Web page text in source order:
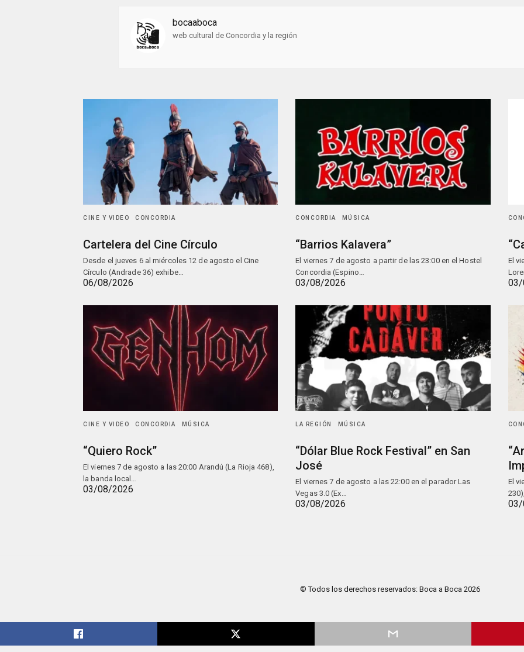
bocaaboca
web cultural de Concordia y la región
CINE Y VIDEO CONCORDIA
Cartelera del Cine Círculo
Desde el jueves 6 al miércoles 12 de agosto el Cine
Círculo (Andrade 36) exhibe…
06/08/2026
CONCORDIA MÚSICA
“Barrios Kalavera”
El viernes 7 de agosto a partir de las 23:00 en el Hostel
Concordia (Espino…
03/08/2026
El
CINE Y VIDEO CONCORDIA MÚSICA
“Quiero Rock”
El viernes 7 de agosto a las 20:00 Arandú (La Rioja 468),
la banda local…
03/08/2026
LA REGIÓN MÚSICA
“Dólar Blue Rock Festival” en San
José
El viernes 7 de agosto a las 22:00 en el parador Las
Vegas 3.0 (Ex…
03/08/2026
El
© Todos los derechos reservados: Boca a Boca 2026